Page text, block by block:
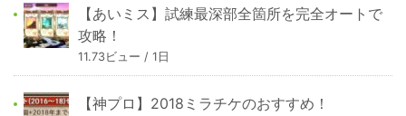
【あいミス】試練最深部全箇所を完全オートで
攻略！
11.73ビュー / 1日
【神プロ】2018ミラチケのおすすめ！